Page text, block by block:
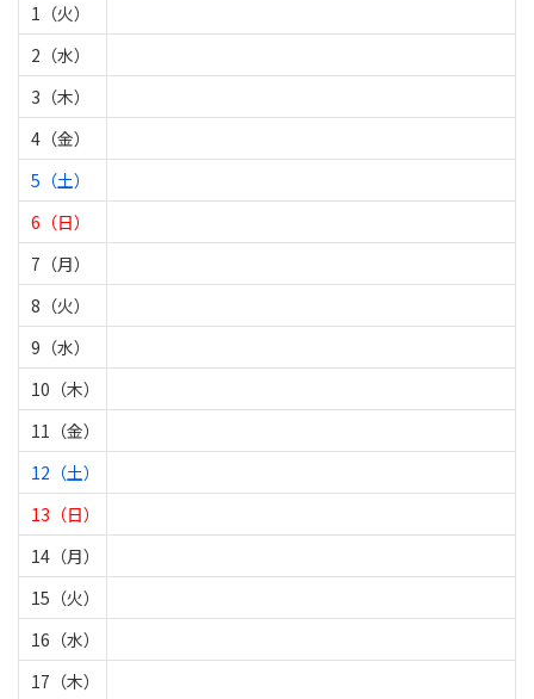
1（火）
2（水）
3（木）
4（金）
5（土）
6（日）
7（月）
8（火）
9（水）
10（木）
11（金）
12（土）
13（日）
14（月）
15（火）
16（水）
17（木）